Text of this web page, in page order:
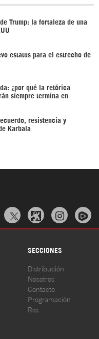
Trump: la fortaleza de una
estatus para el estrecho de
¿por qué la retórica
siempre termina en
resistencia y
Karbala
  
SECCIONES
Distribución
Nosotros
Contacto
Programación
Rss